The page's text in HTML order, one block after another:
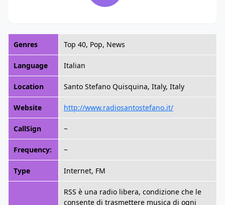
Genres Top 40, Pop, News
Language Italian
Location Santo Stefano Quisquina, Italy, Italy
Website http://www.radiosantostefano.it/
CallSign ~
Frequency: ~
Type Internet, FM
RSS è una radio libera, condizione che le
consente di trasmettere musica di ogni